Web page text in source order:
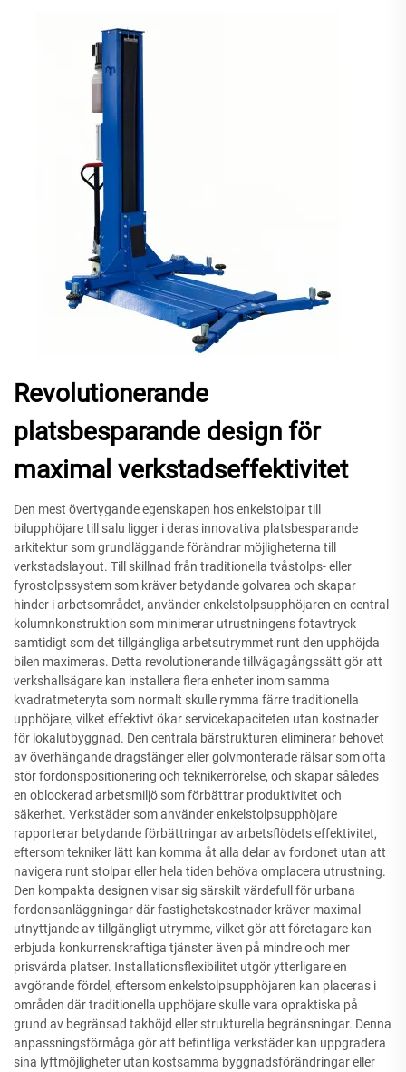
Revolutionerande
platsbesparande design för
maximal verkstadseffektivitet
Den mest övertygande egenskapen hos enkelstolpar till
bilupphöjare till salu ligger i deras innovativa platsbesparande
arkitektur som grundläggande förändrar möjligheterna till
verkstadslayout. Till skillnad från traditionella tvåstolps- eller
fyrostolpssystem som kräver betydande golvarea och skapar
hinder i arbetsområdet, använder enkelstolpsupphöjaren en central
kolumnkonstruktion som minimerar utrustningens fotavtryck
samtidigt som det tillgängliga arbetsutrymmet runt den upphöjda
bilen maximeras. Detta revolutionerande tillvägagångssätt gör att
verkshallsägare kan installera flera enheter inom samma
kvadratmeteryta som normalt skulle rymma färre traditionella
upphöjare, vilket effektivt ökar servicekapaciteten utan kostnader
för lokalutbyggnad. Den centrala bärstrukturen eliminerar behovet
av överhängande dragstänger eller golvmonterade rälsar som ofta
stör fordonspositionering och teknikerrörelse, och skapar således
en oblockerad arbetsmiljö som förbättrar produktivitet och
säkerhet. Verkstäder som använder enkelstolpsupphöjare
rapporterar betydande förbättringar av arbetsflödets effektivitet,
eftersom tekniker lätt kan komma åt alla delar av fordonet utan att
navigera runt stolpar eller hela tiden behöva omplacera utrustning.
Den kompakta designen visar sig särskilt värdefull för urbana
fordonsanläggningar där fastighetskostnader kräver maximal
utnyttjande av tillgängligt utrymme, vilket gör att företagare kan
erbjuda konkurrenskraftiga tjänster även på mindre och mer
prisvärda platser. Installationsflexibilitet utgör ytterligare en
avgörande fördel, eftersom enkelstolpsupphöjaren kan placeras i
områden där traditionella upphöjare skulle vara opraktiska på
grund av begränsad takhöjd eller strukturella begränsningar. Denna
anpassningsförmåga gör att befintliga verkstäder kan uppgradera
sina lyftmöjligheter utan kostsamma byggnadsförändringar eller